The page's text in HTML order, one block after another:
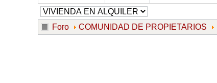
Foro COMUNIDAD DE PROPIETARIOS